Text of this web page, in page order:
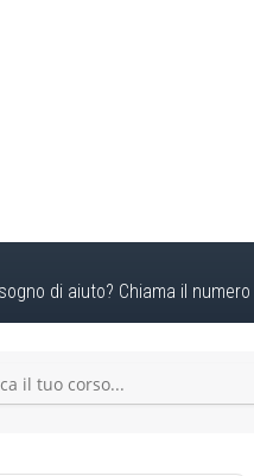
di aiuto? Chiama il numero